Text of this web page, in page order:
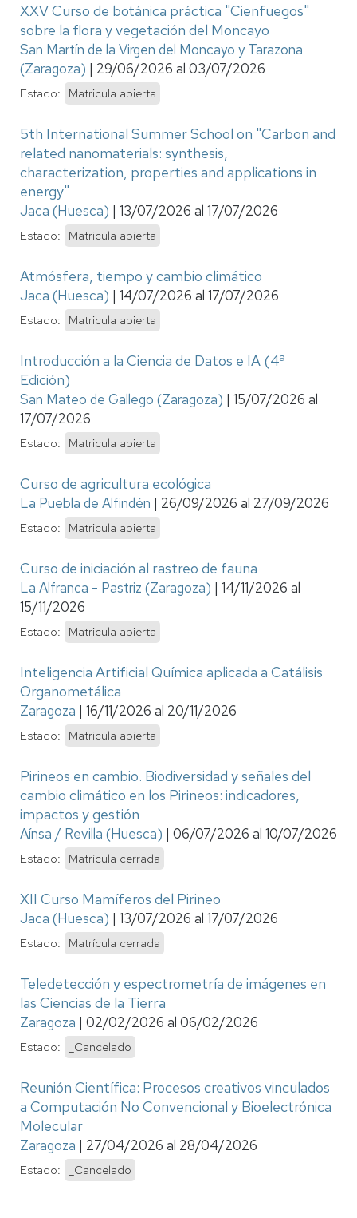
XXV Curso de botánica práctica "Cienfuegos"
sobre la flora y vegetación del Moncayo
San Martín de la Virgen del Moncayo y Tarazona
(Zaragoza) | 29/06/2026 al 03/07/2026
Estado: Matricula abierta
5th International Summer School on "Carbon and
related nanomaterials: synthesis,
characterization, properties and applications in
energy"
Jaca (Huesca) | 13/07/2026 al 17/07/2026
Estado: Matricula abierta
Atmósfera, tiempo y cambio climático
Jaca (Huesca) | 14/07/2026 al 17/07/2026
Estado: Matricula abierta
Introducción a la Ciencia de Datos e IA (4ª
Edición)
San Mateo de Gallego (Zaragoza) | 15/07/2026 al
17/07/2026
Estado: Matricula abierta
Curso de agricultura ecológica
La Puebla de Alfindén | 26/09/2026 al 27/09/2026
Estado: Matricula abierta
Curso de iniciación al rastreo de fauna
La Alfranca - Pastriz (Zaragoza) | 14/11/2026 al
15/11/2026
Estado: Matricula abierta
Inteligencia Artificial Química aplicada a Catálisis
Organometálica
Zaragoza | 16/11/2026 al 20/11/2026
Estado: Matricula abierta
Pirineos en cambio. Biodiversidad y señales del
cambio climático en los Pirineos: indicadores,
impactos y gestión
Aínsa / Revilla (Huesca) | 06/07/2026 al 10/07/2026
Estado: Matrícula cerrada
XII Curso Mamíferos del Pirineo
Jaca (Huesca) | 13/07/2026 al 17/07/2026
Estado: Matrícula cerrada
Teledetección y espectrometría de imágenes en
las Ciencias de la Tierra
Zaragoza | 02/02/2026 al 06/02/2026
Estado: _Cancelado
Reunión Científica: Procesos creativos vinculados
a Computación No Convencional y Bioelectrónica
Molecular
Zaragoza | 27/04/2026 al 28/04/2026
Estado: _Cancelado